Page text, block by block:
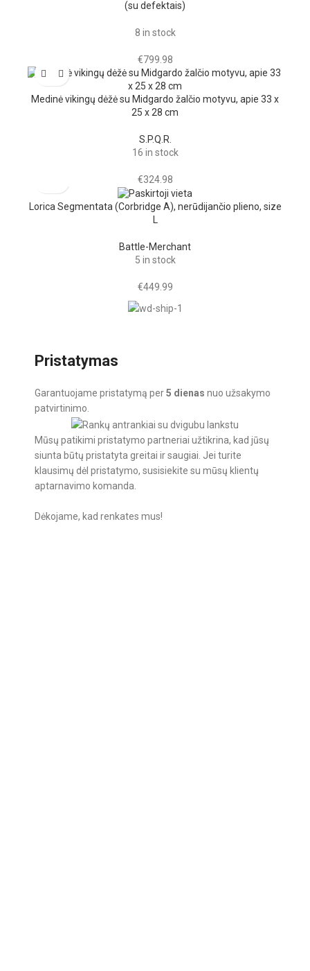
(su defektais)
8 in stock
€799.98
Medinė vikingų dėžė su Midgardo žalčio motyvu, apie 33 x
25 x 28 cm
S.P.Q.R.
16 in stock
€324.98
Lorica Segmentata (Corbridge A), nerūdijančio plieno, size
L
Battle-Merchant
5 in stock
€449.99
Pristatymas
Garantuojame pristatymą per5 dienas nuo užsakymo
patvirtinimo.
Mūsų patikimi pristatymo partneriai užtikrina, kad jūsų
siunta būtų pristatyta greitai ir saugiai. Jei turite
klausimų dėl pristatymo, susisiekite su mūsų klientų
aptarnavimo komanda.
Dėkojame, kad renkates mus!